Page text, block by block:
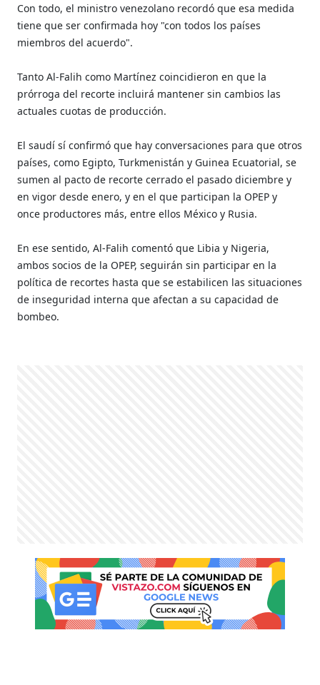
Con todo, el ministro venezolano recordó que esa medida
tiene que ser confirmada hoy "con todos los países
miembros del acuerdo".
Tanto Al-Falih como Martínez coincidieron en que la
prórroga del recorte incluirá mantener sin cambios las
actuales cuotas de producción.
El saudí sí confirmó que hay conversaciones para que otros
países, como Egipto, Turkmenistán y Guinea Ecuatorial, se
sumen al pacto de recorte cerrado el pasado diciembre y
en vigor desde enero, y en el que participan la OPEP y
once productores más, entre ellos México y Rusia.
En ese sentido, Al-Falih comentó que Libia y Nigeria,
ambos socios de la OPEP, seguirán sin participar en la
política de recortes hasta que se estabilicen las situaciones
de inseguridad interna que afectan a su capacidad de
bombeo.